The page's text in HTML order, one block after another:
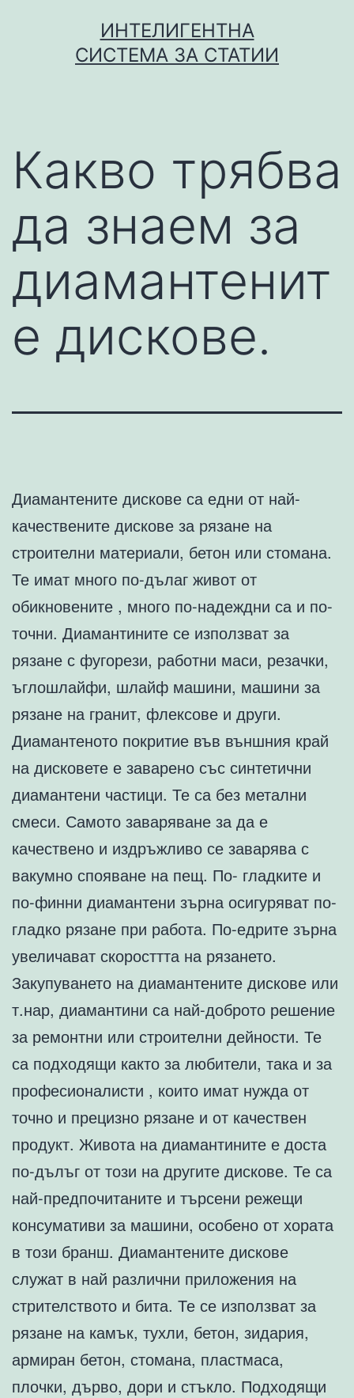
ИНТЕЛИГЕНТНА
СИСТЕМА ЗА СТАТИИ
Какво трябва
да знаем за
диамантенит
е дискове.
Диамантените дискове са едни от най-
качествените дискове за рязане на
строителни материали, бетон или стомана.
Те имат много по-дълаг живот от
обикновените , много по-надеждни са и по-
точни. Диамантините се използват за
рязане с фугорези, работни маси, резачки,
ъглошлайфи, шлайф машини, машини за
рязане на гранит, флексове и други.
Диамантеното покритие във външния край
на дисковете е заварено със синтетични
диамантени частици. Те са без метални
смеси. Самото заваряване за да е
качествено и издръжливо се заварява с
вакумно спояване на пещ. По- гладките и
по-финни диамантени зърна осигуряват по-
гладко рязане при работа. По-едрите зърна
увеличават скоросттта на рязането.
Закупуването на диамантените дискове или
т.нар, диамантини са най-доброто решение
за ремонтни или строителни дейности. Те
са подходящи както за любители, така и за
професионалисти , които имат нужда от
точно и прецизно рязане и от качествен
продукт. Живота на диамантините е доста
по-дълъг от този на другите дискове. Те са
най-предпочитаните и търсени режещи
консумативи за машини, особено от хората
в този бранш. Диамантените дискове
служат в най различни приложения на
стрителството и бита. Те се използват за
рязане на камък, тухли, бетон, зидария,
армиран бетон, стомана, пластмаса,
плочки, дърво, дори и стъкло. Подходящи